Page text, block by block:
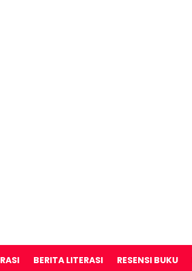
BERITA LITERASI RESENSI BUKU